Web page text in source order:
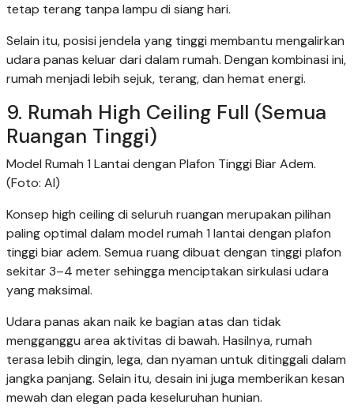
tetap terang tanpa lampu di siang hari.
Selain itu, posisi jendela yang tinggi membantu mengalirkan
udara panas keluar dari dalam rumah. Dengan kombinasi ini,
rumah menjadi lebih sejuk, terang, dan hemat energi.
9. Rumah High Ceiling Full (Semua
Ruangan Tinggi)
Model Rumah 1 Lantai dengan Plafon Tinggi Biar Adem.
(Foto: AI)
Konsep high ceiling di seluruh ruangan merupakan pilihan
paling optimal dalam model rumah 1 lantai dengan plafon
tinggi biar adem. Semua ruang dibuat dengan tinggi plafon
sekitar 3–4 meter sehingga menciptakan sirkulasi udara
yang maksimal.
Udara panas akan naik ke bagian atas dan tidak
mengganggu area aktivitas di bawah. Hasilnya, rumah
terasa lebih dingin, lega, dan nyaman untuk ditinggali dalam
jangka panjang. Selain itu, desain ini juga memberikan kesan
mewah dan elegan pada keseluruhan hunian.